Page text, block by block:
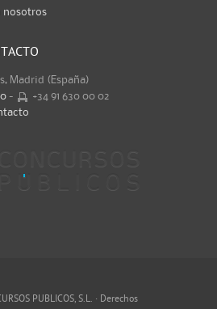
nosotros
Madrid (España)
-
+34 91 630 00 02
PUBLICOS, S.L. · Derechos